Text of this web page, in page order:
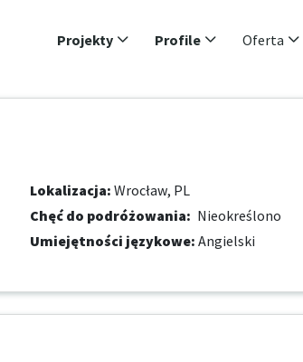
Projekty Profile Oferta
Lokalizacja: Wrocław, PL
Chęć do podróżowania: Nieokreślono
Umiejętności językowe: Angielski